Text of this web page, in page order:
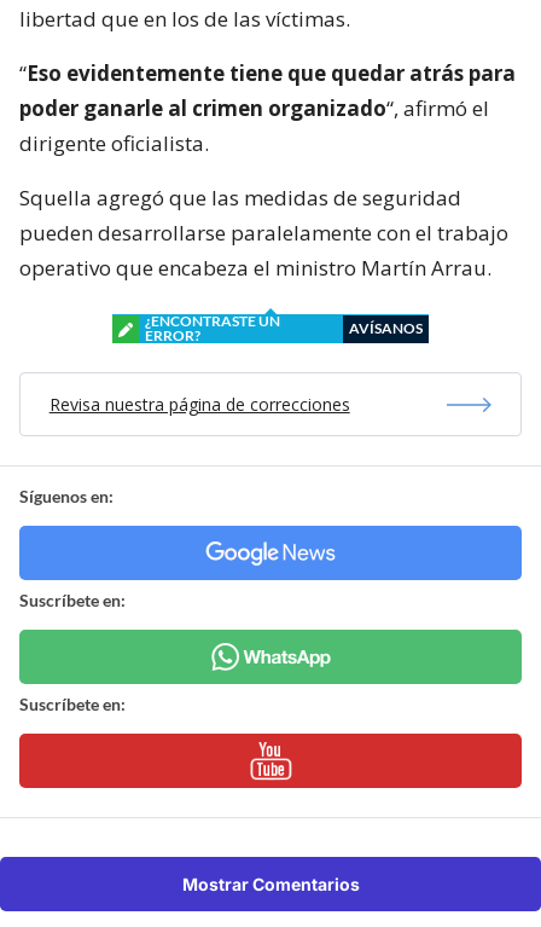
libertad que en los de las víctimas.
“Eso evidentemente tiene que quedar atrás para
poder ganarle al crimen organizado“, afirmó el
dirigente oficialista.
Squella agregó que las medidas de seguridad
pueden desarrollarse paralelamente con el trabajo
operativo que encabeza el ministro Martín Arrau.
¿ENCONTRASTE UN
ERROR?
AVÍSANOS
Revisa nuestra página de correcciones
Síguenos en:
Suscríbete en:
Suscríbete en:
Mostrar Comentarios